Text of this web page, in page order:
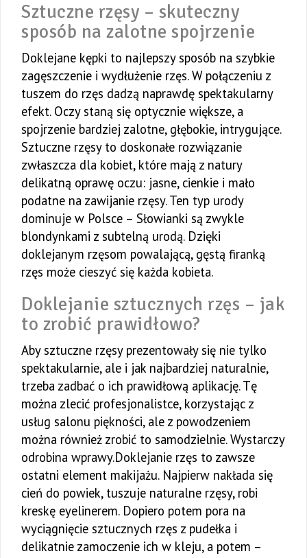
Sztuczne rzęsy – skuteczny
sposób na zalotne spojrzenie
Doklejane kępki to najlepszy sposób na szybkie
zagęszczenie i wydłużenie rzęs. W połączeniu z
tuszem do rzęs dadzą naprawdę spektakularny
efekt. Oczy staną się optycznie większe, a
spojrzenie bardziej zalotne, głębokie, intrygujące.
Sztuczne rzęsy to doskonałe rozwiązanie
zwłaszcza dla kobiet, które mają z natury
delikatną oprawę oczu: jasne, cienkie i mało
podatne na zawijanie rzęsy. Ten typ urody
dominuje w Polsce – Słowianki są zwykle
blondynkami z subtelną urodą. Dzięki
doklejanym rzęsom powalającą, gęstą firanką
rzęs może cieszyć się każda kobieta.
Doklejanie sztucznych rzęs – jak
to zrobić prawidłowo?
Aby sztuczne rzęsy prezentowały się nie tylko
spektakularnie, ale i jak najbardziej naturalnie,
trzeba zadbać o ich prawidłową aplikację. Tę
można zlecić profesjonalistce, korzystając z
usług salonu piękności, ale z powodzeniem
można również zrobić to samodzielnie. Wystarczy
odrobina wprawy.Doklejanie rzęs to zawsze
ostatni element makijażu. Najpierw nakłada się
cień do powiek, tuszuje naturalne rzęsy, robi
kreskę eyelinerem. Dopiero potem pora na
wyciągnięcie sztucznych rzęs z pudełka i
delikatnie zamoczenie ich w kleju, a potem –